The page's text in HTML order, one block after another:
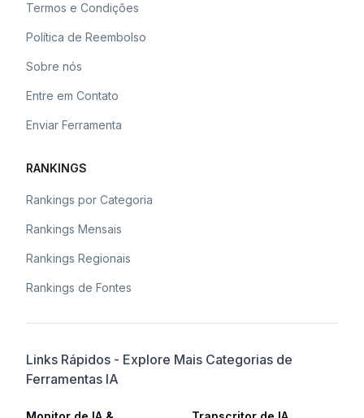
Termos e Condições
Política de Reembolso
Sobre nós
Entre em Contato
Enviar Ferramenta
RANKINGS
Rankings por Categoria
Rankings Mensais
Rankings Regionais
Rankings de Fontes
Links Rápidos - Explore Mais Categorias de
Ferramentas IA